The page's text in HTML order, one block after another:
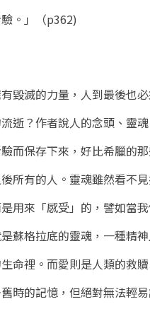
。」（p362)
毀滅的力量，人到最後也
逝？作者說人的念頭、靈
而保存下來，好比希臘的
所有的人。靈魂雖然看不
用來「感受」的，譬如當
蘇格拉底的靈魂，一種精
命裡。而愛則是人類的救
時的記憶，但絕對無法輕